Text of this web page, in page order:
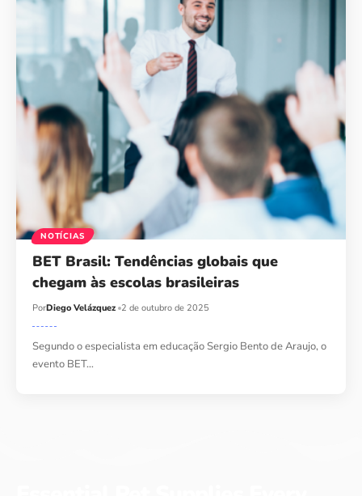
NOTÍCIAS
BET Brasil: Tendências globais que
chegam às escolas brasileiras
PorDiego Velázquez 2 de outubro de 2025
Segundo o especialista em educação Sergio Bento de Araujo, o
evento BET…